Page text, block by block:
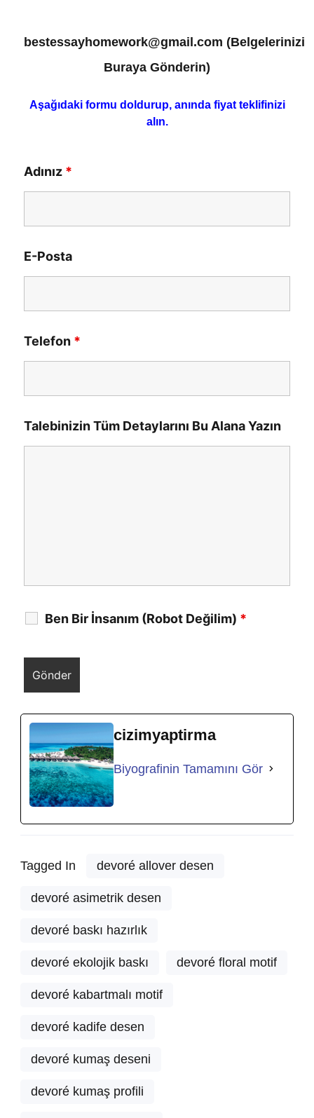
bestessayhomework@gmail.com (Belgelerinizi
Buraya Gönderin)
Aşağıdaki formu doldurup, anında fiyat teklifinizi
alın.
Adınız *
E-Posta
Telefon *
Talebinizin Tüm Detaylarını Bu Alana Yazın
Ben Bir İnsanım (Robot Değilim) *
cizimyaptirma
Biyografinin Tamamını Gör
Tagged In devoré allover desen
devoré asimetrik desen
devoré baskı hazırlık
devoré ekolojik baskı devoré floral motif
devoré kabartmalı motif
devoré kadife desen
devoré kumaş deseni
devoré kumaş profili